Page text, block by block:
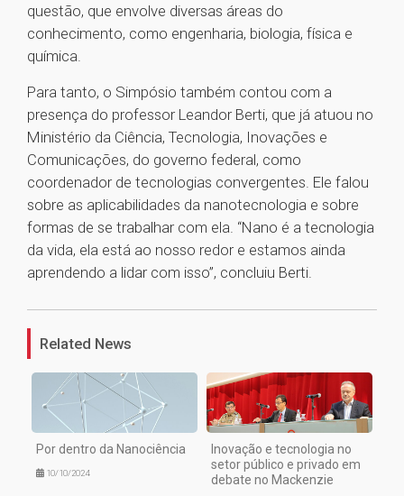
questão, que envolve diversas áreas do
conhecimento, como engenharia, biologia, física e
química.
Para tanto, o Simpósio também contou com a
presença do professor Leandor Berti, que já atuou no
Ministério da Ciência, Tecnologia, Inovações e
Comunicações, do governo federal, como
coordenador de tecnologias convergentes. Ele falou
sobre as aplicabilidades da nanotecnologia e sobre
formas de se trabalhar com ela. “Nano é a tecnologia
da vida, ela está ao nosso redor e estamos ainda
aprendendo a lidar com isso”, concluiu Berti.
1
Related News
Por dentro da Nanociência
10/10/2024
Inovação e tecnologia no
setor público e privado em
debate no Mackenzie